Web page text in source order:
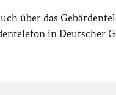
über das
in Deutscher